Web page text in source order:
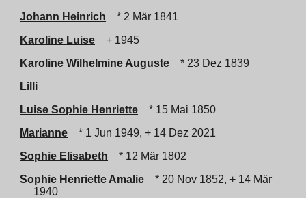
Johann Heinrich
* 2 Mär 1841
Karoline Luise
+ 1945
Karoline Wilhelmine Auguste
* 23 Dez 1839
Lilli
Luise Sophie Henriette
* 15 Mai 1850
Marianne
* 1 Jun 1949, + 14 Dez 2021
Sophie Elisabeth
* 12 Mär 1802
Sophie Henriette Amalie
* 20 Nov 1852, + 14 Mär
1940